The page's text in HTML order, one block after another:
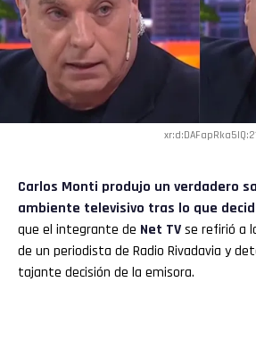
Carlos Monti produjo un verdadero
ambiente televisivo tras lo que
que el integrante de Net TVse refirió a
de un periodista de Radio Rivadavia y
tajante decisión de la emisora.